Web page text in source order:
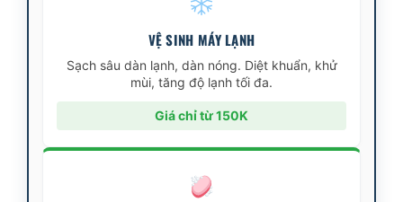
VỆ SINH MÁY LẠNH
Sạch sâu dàn lạnh, dàn nóng. Diệt khuẩn, khử
mùi, tăng độ lạnh tối đa.
Giá chỉ từ 150K